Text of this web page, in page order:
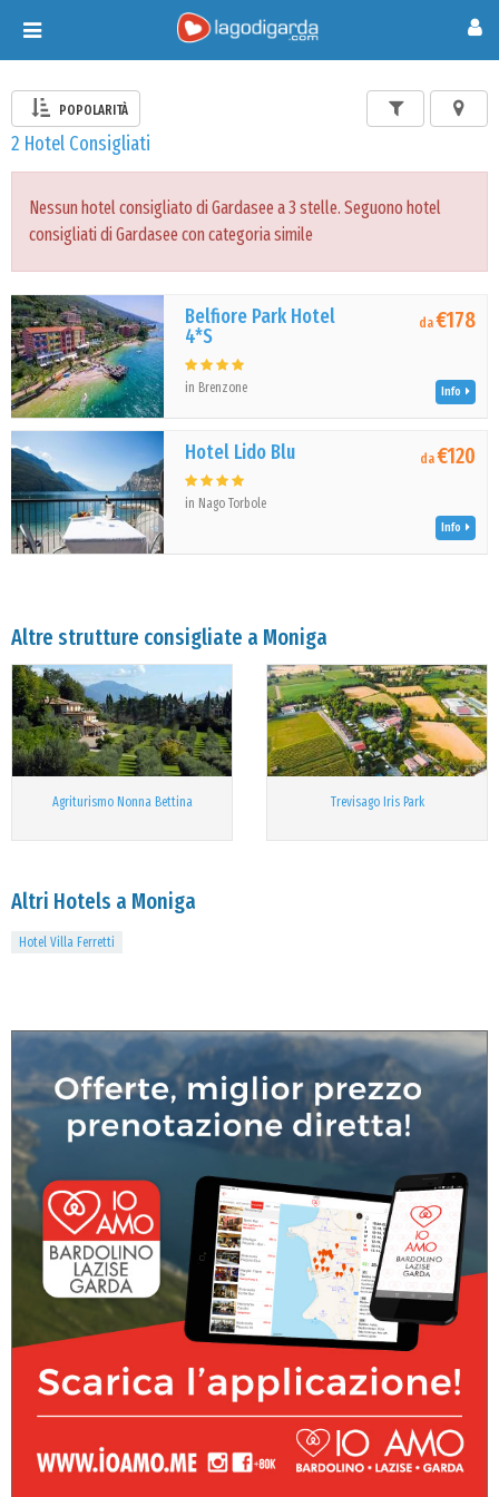
Toggle
navigation
POPOLARITÀ
2 Hotel Consigliati
Nessun hotel consigliato di Gardasee a 3 stelle. Seguono hotel
consigliati di Gardasee con categoria simile
Belfiore Park Hotel
4*S
in Brenzone
da€178
Info
Hotel Lido Blu
in Nago Torbole
da€120
Info
Altre strutture consigliate a Moniga
Agriturismo Nonna Bettina Trevisago Iris Park
Altri Hotels a Moniga
Hotel Villa Ferretti